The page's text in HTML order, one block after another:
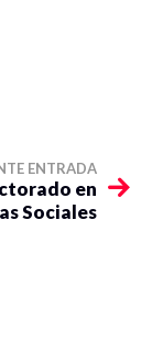
ENTRADA
en
Sociales